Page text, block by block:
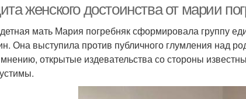
женского достоинства от марии
мать Мария погребняк сформировала группу
Она выступила против публичного глумления над
открытые издевательства со стороны